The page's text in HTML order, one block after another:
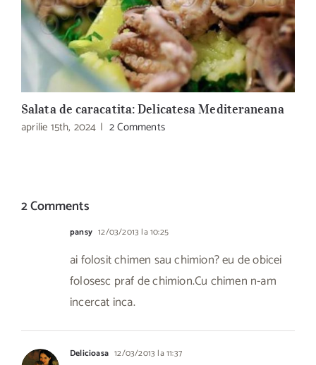
Salata de caracatita: Delicatesa Mediteraneana
aprilie 15th, 2024 | 2 Comments
2 Comments
pansy 12/03/2013 la 10:25
ai folosit chimen sau chimion? eu de obicei
folosesc praf de chimion.Cu chimen n-am
incercat inca.
Delicioasa 12/03/2013 la 11:37